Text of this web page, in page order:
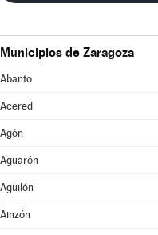
Municipios de Zaragoza
Abanto
Acered
Agón
Aguarón
Aguilón
Ainzón